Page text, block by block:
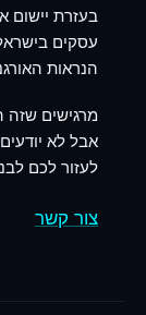
עסקים
הנראות
מרגישים
אבל לא
לעזור לכם
צור קשר